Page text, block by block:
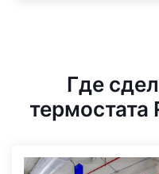
Где
термостата